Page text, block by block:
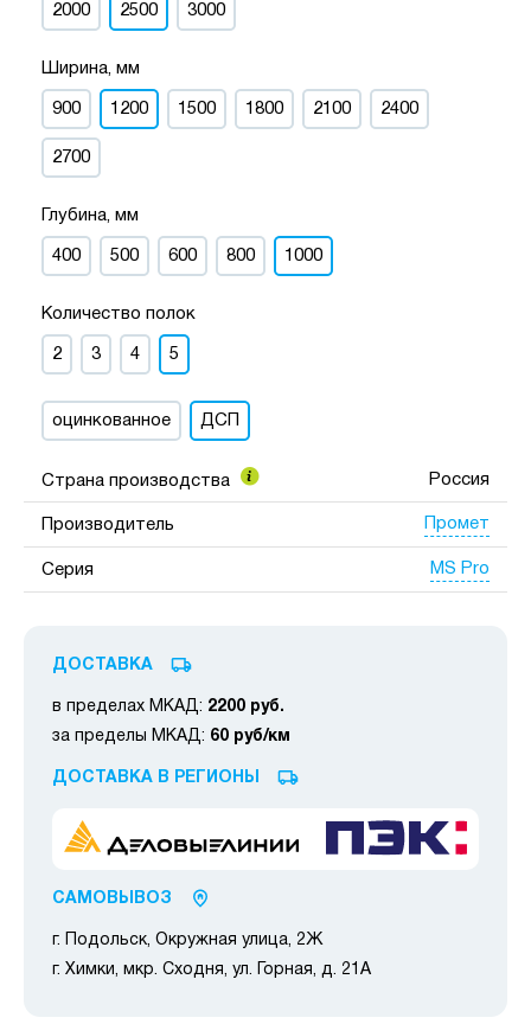
2000 2500 3000
Ширина, мм
900 1200 1500 1800 2100 2400
2700
Глубина, мм
400 500 600 800 1000
Количество полок
2 3 4 5
оцинкованное ДСП
Страна производства Россия
Производитель Промет
Серия MS Pro
ДОСТАВКА
в пределах МКАД: 2200 руб.
за пределы МКАД: 60 руб/км
ДОСТАВКА В РЕГИОНЫ
САМОВЫВОЗ
г. Подольск, Окружная улица, 2Ж
г. Химки, мкр. Сходня, ул. Горная, д. 21А